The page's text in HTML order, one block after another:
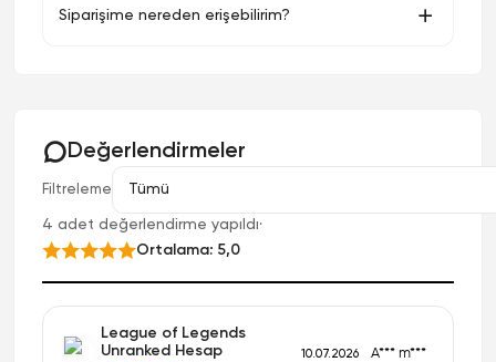
Siparişime nereden erişebilirim?
Değerlendirmeler
Filtreleme
4 adet değerlendirme yapıldı·
Ortalama: 5,0
League of Legends
Unranked Hesap
10.07.2026 A*** m***